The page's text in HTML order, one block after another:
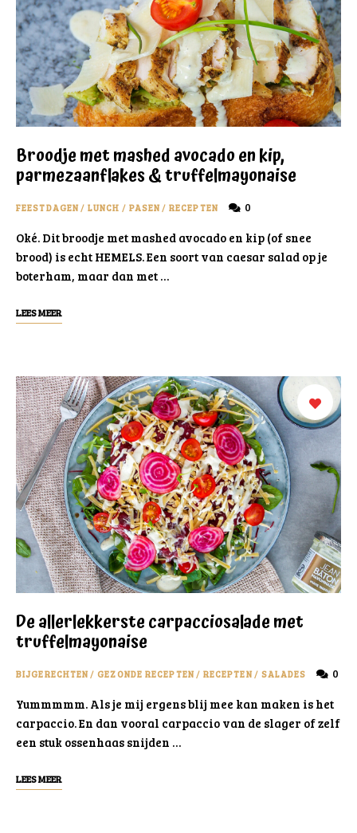
Broodje met mashed avocado en kip,
parmezaanflakes & truffelmayonaise
FEESTDAGEN/ LUNCH / PASEN/ RECEPTEN 0
Oké. Dit broodje met mashed avocado en kip (of snee
brood) is echt HEMELS. Een soort van caesar salad op je
boterham, maar dan met …
LEES MEER
De allerlekkerste carpacciosalade met
truffelmayonaise
BIJGERECHTEN / GEZONDE RECEPTEN/ RECEPTEN/ SALADES 0
Yummmmm. Als je mij ergens blij mee kan maken is het
carpaccio. En dan vooral carpaccio van de slager of zelf
een stuk ossenhaas snijden …
LEES MEER